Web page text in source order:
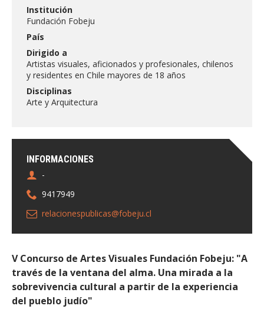
Académicas/os
INFORMACIONES
-
9417949
relacionespublicas@fobeju.cl
Institución
Fundación Fobeju
País
Dirigido a
Artistas visuales, aficionados y profesionales, chilenos
y residentes en Chile mayores de 18 años
Disciplinas
Arte y Arquitectura
V Concurso de Artes Visuales Fundación Fobeju: "A
través de la ventana del alma. Una mirada a la
sobrevivencia cultural a partir de la experiencia
del pueblo judío"